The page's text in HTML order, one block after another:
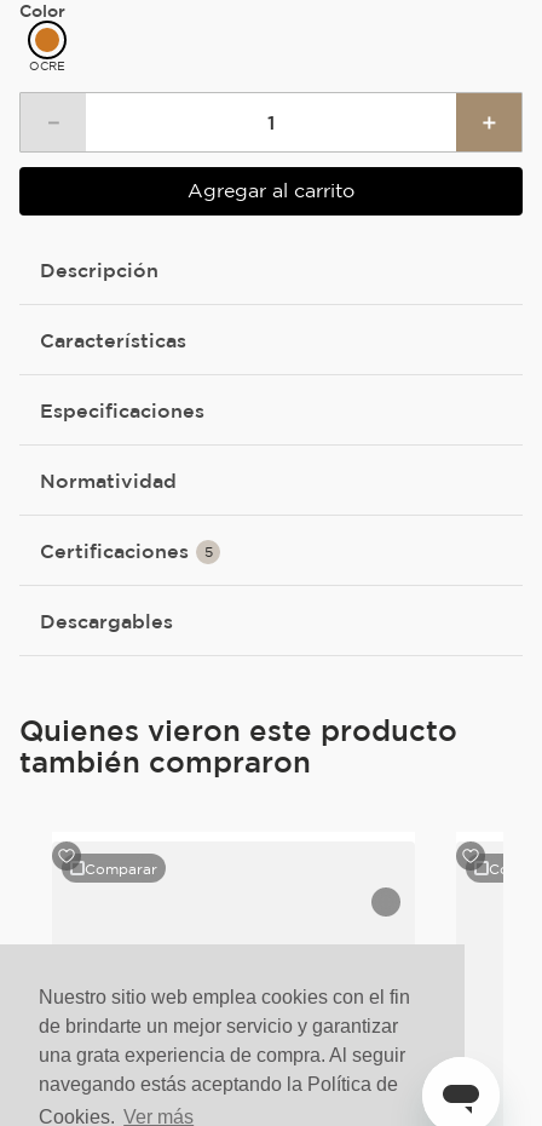
Nuestro sitio web emplea cookies con el fin
de brindarte un mejor servicio y garantizar
una grata experiencia de compra. Al seguir
navegando estás aceptando la Política de
Cookies. Ver más
Color
OCRE
＋
－
Agregar al carrito
Descripción
Características
Especificaciones
Normatividad
Certificaciones 5
Descargables
Quienes vieron este producto
también compraron
Comparar